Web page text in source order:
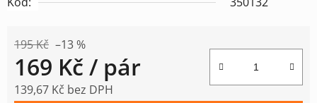
195 Kč –13 %
169 Kč / pár
139,67 Kč bez DPH